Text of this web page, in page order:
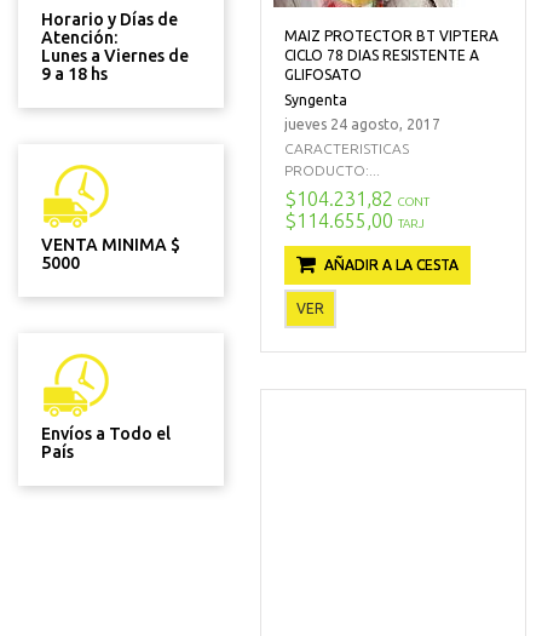
Horario y Días de
Atención:
Lunes a Viernes de
9 a 18 hs
VENTA MINIMA $
5000
Envíos a Todo el
País
MAIZ PROTECTOR BT VIPTERA
CICLO 78 DIAS RESISTENTE A
GLIFOSATO
Syngenta
jueves 24 agosto, 2017
CARACTERISTICAS
PRODUCTO:...
$104.231,82 CONT
$114.655,00 TARJ
AÑADIR A LA CESTA
VER